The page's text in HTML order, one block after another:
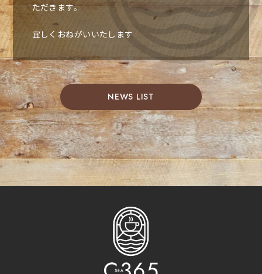
ただきます。
宜しくおねがいいたします
NEWS LIST